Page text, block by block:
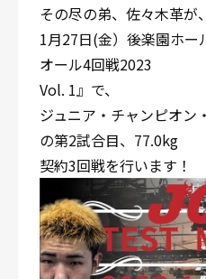
その尽の弟、佐々木革が、
1月27日(金）後楽園ホー
オール4回戦2023
Vol. 1』で、
ジュニア・チャンピオン
の第2試合目、77.0kg
契約3回戦を行います！